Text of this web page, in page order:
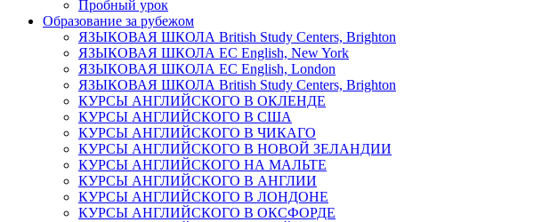
Пробный урок
Образование за рубежом
ЯЗЫКОВАЯ ШКОЛА British Study Centers, Brighton
ЯЗЫКОВАЯ ШКОЛА EC English, New York
ЯЗЫКОВАЯ ШКОЛА EC English, London
ЯЗЫКОВАЯ ШКОЛА British Study Centers, Brighton
КУРСЫ АНГЛИЙСКОГО В ОКЛЕНДЕ
КУРСЫ АНГЛИЙСКОГО В США
КУРСЫ АНГЛИЙСКОГО В ЧИКАГО
КУРСЫ АНГЛИЙСКОГО В НОВОЙ ЗЕЛАНДИИ
КУРСЫ АНГЛИЙСКОГО НА МАЛЬТЕ
КУРСЫ АНГЛИЙСКОГО В AНГЛИИ
КУРСЫ АНГЛИЙСКОГО В ЛОНДОНЕ
КУРСЫ АНГЛИЙСКОГО В ОКСФОРДЕ